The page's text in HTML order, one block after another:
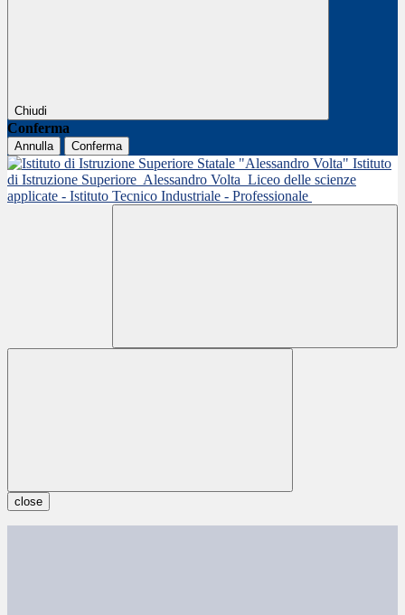
Chiudi
Conferma
Annulla Conferma
Istituto
di Istruzione Superiore Alessandro Volta Liceo delle scienze
applicate - Istituto Tecnico Industriale - Professionale
close